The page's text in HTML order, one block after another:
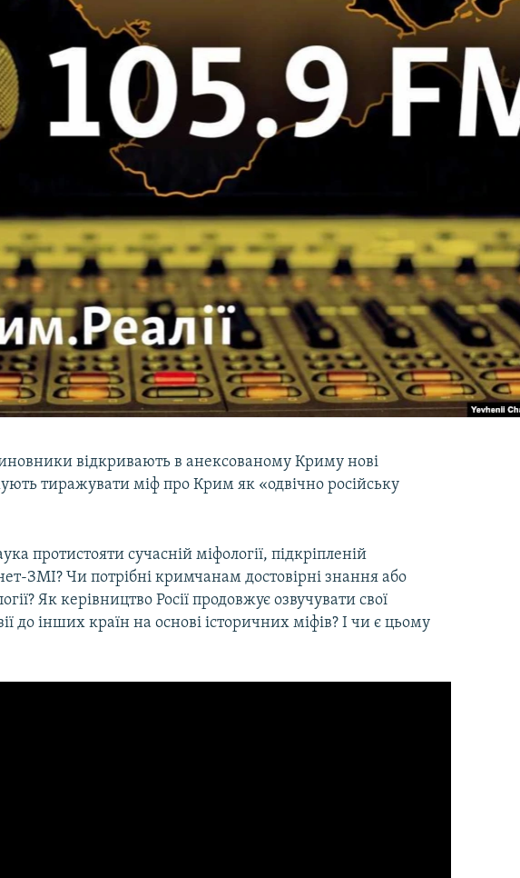
відкривають в анексованому Криму нові
тиражувати міф про Крим як «одвічно російську
протистояти сучасній міфології, підкріпленій
ЗМІ? Чи потрібні кримчанам достовірні знання або
Як керівництво Росії продовжує озвучувати свої
до інших країн на основі історичних міфів? І чи є цьому